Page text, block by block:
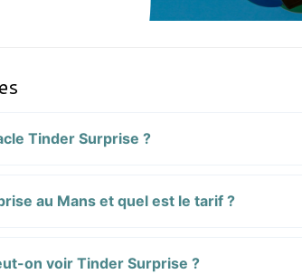
Tinder Surprise ?
au Mans et quel est le tarif ?
on voir Tinder Surprise ?